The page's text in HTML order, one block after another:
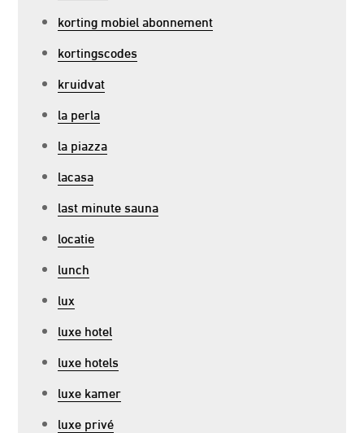
korting mobiel abonnement
kortingscodes
kruidvat
la perla
la piazza
lacasa
last minute sauna
locatie
lunch
lux
luxe hotel
luxe hotels
luxe kamer
luxe privé